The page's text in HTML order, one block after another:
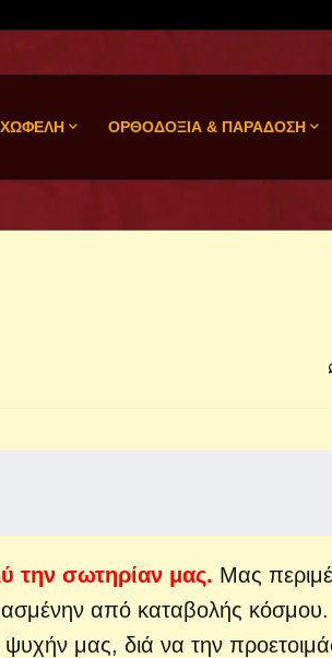
ΟΡΘΟΔΟΞΙΑ & ΠΑΡΑΔΟΣΗ
την σωτηρίαν μας. Μας
από καταβολής κόσμου.
ψυχήν μας, διά να την